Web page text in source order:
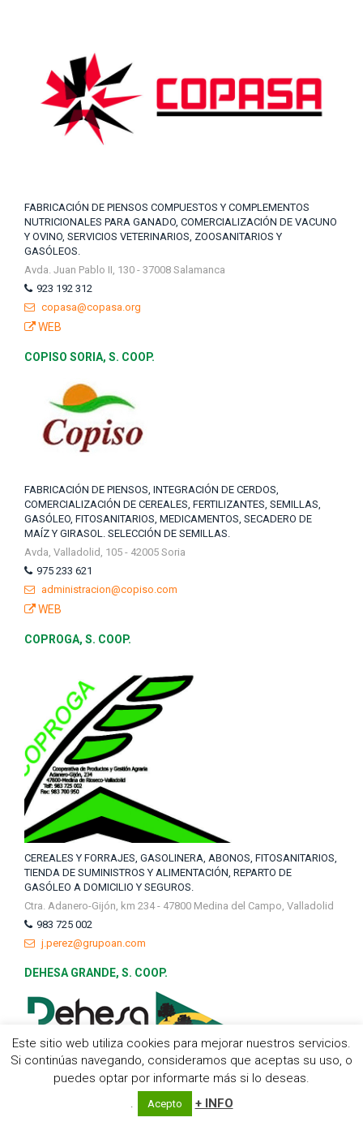
FABRICACIÓN DE PIENSOS COMPUESTOS Y COMPLEMENTOS
NUTRICIONALES PARA GANADO, COMERCIALIZACIÓN DE VACUNO
Y OVINO, SERVICIOS VETERINARIOS, ZOOSANITARIOS Y
GASÓLEOS.
Avda. Juan Pablo II, 130 - 37008 Salamanca
923 192 312
copasa@copasa.org
WEB
COPISO SORIA, S. COOP.
FABRICACIÓN DE PIENSOS, INTEGRACIÓN DE CERDOS,
COMERCIALIZACIÓN DE CEREALES, FERTILIZANTES, SEMILLAS,
GASÓLEO, FITOSANITARIOS, MEDICAMENTOS, SECADERO DE
MAÍZ Y GIRASOL. SELECCIÓN DE SEMILLAS.
Avda, Valladolid, 105 - 42005 Soria
975 233 621
administracion@copiso.com
WEB
COPROGA, S. COOP.
CEREALES Y FORRAJES, GASOLINERA, ABONOS, FITOSANITARIOS,
TIENDA DE SUMINISTROS Y ALIMENTACIÓN, REPARTO DE
GASÓLEO A DOMICILIO Y SEGUROS.
Ctra. Adanero-Gijón, km 234 - 47800 Medina del Campo, Valladolid
983 725 002
j.perez@grupoan.com
DEHESA GRANDE, S. COOP.
COOPERATIVA DE 2º GRADO DE COMERCIALIZACIÓN AL POR
MAYOR Y AL DETALLE DE CARNE DE VACUNO.
Este sitio web utiliza cookies para mejorar nuestros servicios.
Si continúas navegando, consideramos que aceptas su uso, o
puedes optar por informarte más si lo deseas.
.
Acepto + INFO